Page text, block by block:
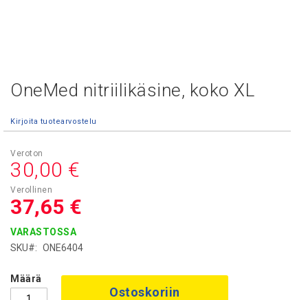
OneMed nitriilikäsine, koko XL
Kirjoita tuotearvostelu
37,65 €
30,00 €
VARASTOSSA
SKU
ONE6404
Määrä
Ostoskoriin
Skip
beginning
the
images
gallery